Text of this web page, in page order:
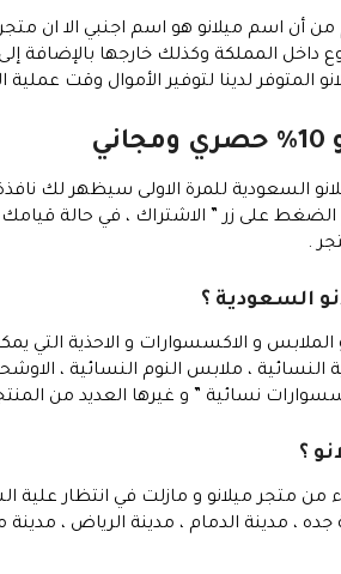
داخل المملكة وكذلك خارجها بالإضافة
المتوفر لدينا لتوفير الأموال وقت عملية
السعودية للمرة الاولى سيظهر لك
.
السعودية ؟
و الملابس و الاكسسوارات و الاحذية التي
النسائية ، ملابس النوم النسائية ،
نسائية ” و غيرها العديد من
؟
من متجر ميلانو و مازلت في انتظار علية
، مدينة الدمام ، مدينة الرياض ، مدينة